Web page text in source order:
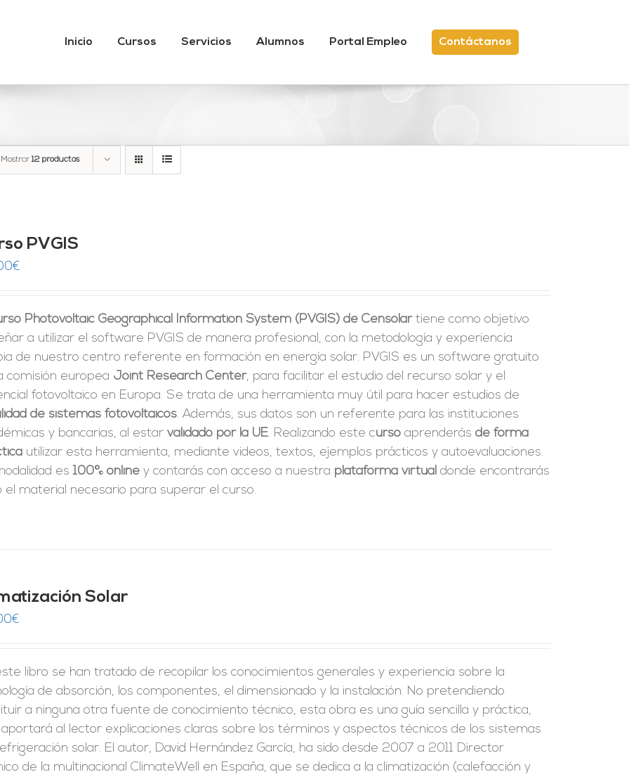
Inicio Cursos Servicios Alumnos Portal Empleo Contáctanos
Mostrar12 productos
PVGIS
€
Photovoltaic Geographical Information System (PVGIS) de Censolartiene como objetivo
a utilizar el software PVGIS de manera profesional, con la metodología y experiencia
de nuestro centro referente en formación en energía solar. PVGIS es un software gratuito
comisión europea Joint Research Center, para facilitar el estudio del recurso solar y el
fotovoltaico en Europa. Se trata de una herramienta muy útil para hacer estudios de
de sistemas fotovoltaicos. Además, sus datos son un referente para las instituciones
y bancarias, al estarvalidado por la UE. Realizando este curso aprenderásde forma
utilizar esta herramienta, mediante videos, textos, ejemplos prácticos y autoevaluaciones.
es100% online y contarás con acceso a nuestra plataforma virtual donde encontrarás
el material necesario para superar el curso.
Solar
€
libro se han tratado de recopilar los conocimientos generales y experiencia sobre la
de absorción, los componentes, el dimensionado y la instalación. No pretendiendo
a ninguna otra fuente de conocimiento técnico, esta obra es una guía sencilla y práctica,
al lector explicaciones claras sobre los términos y aspectos técnicos de los sistemas
solar. El autor, David Hernández García, ha sido desde 2007 a 2011 Director
de la multinacional ClimateWell en España, que se dedica a la climatización (calefacción y